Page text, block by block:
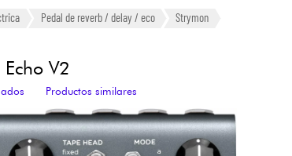
Ampli & Efectos
Batería y percusión
Pedal de reverb / delay / eco Strymon
V2
Productos similares